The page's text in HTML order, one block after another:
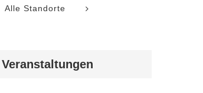
Alle Standorte
Veranstaltungen